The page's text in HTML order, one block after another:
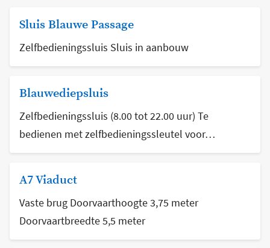
Sluis Blauwe Passage
Zelfbedieningssluis Sluis in aanbouw
Blauwediepsluis
Zelfbedieningssluis (8.00 tot 22.00 uur) Te
bedienen met zelfbedieningssleutel voor…
A7 Viaduct
Vaste brug Doorvaarthoogte 3,75 meter
Doorvaartbreedte 5,5 meter